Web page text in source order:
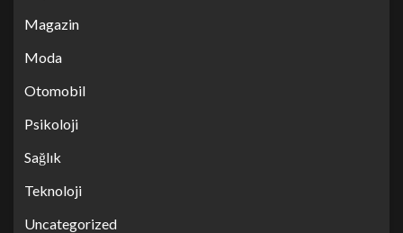
Magazin
Moda
Otomobil
Psikoloji
Sağlık
Teknoloji
Uncategorized